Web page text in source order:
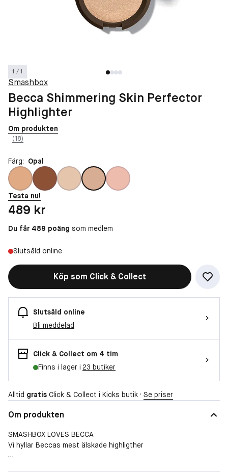
1 / 1
Smashbox
Becca Shimmering Skin Perfector
Highlighter
Om produkten
(18)
Färg: Opal
Testa nu!
Pris: 489 kr
489 kr
Du får 489 poäng som medlem
Slutsåld online
Köp som Click & Collect
Slutsåld online
Bli meddelad
Click & Collect om 4 tim
Finns i lager i 23 butiker
Alltid gratis Click & Collect i Kicks butik · Se priser
Om produkten
SMASHBOX LOVES BECCA
Vi hyllar Beccas mest älskade highligther